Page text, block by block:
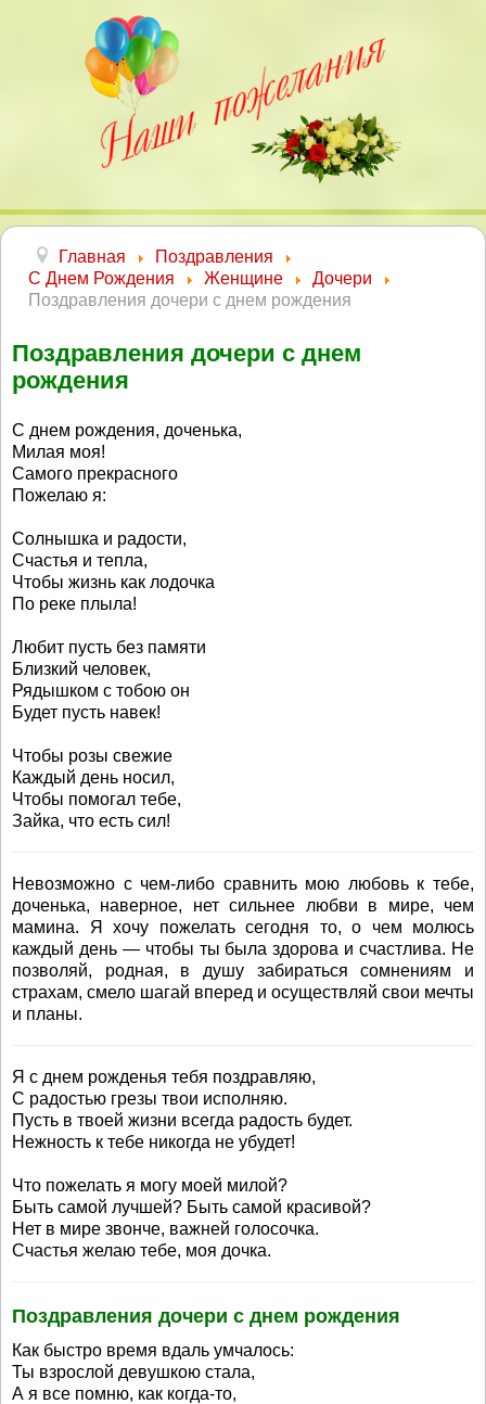
Главная
Поздравления
С Днем Рождения
Женщине
Дочери
Поздравления дочери с днем рождения
Поздравления дочери с днем
рождения
С днем рождения, доченька,
Милая моя!
Самого прекрасного
Пожелаю я:
Солнышка и радости,
Счастья и тепла,
Чтобы жизнь как лодочка
По реке плыла!
Любит пусть без памяти
Близкий человек,
Рядышком с тобою он
Будет пусть навек!
Чтобы розы свежие
Каждый день носил,
Чтобы помогал тебе,
Зайка, что есть сил!
Невозможно с чем-либо сравнить мою любовь к тебе,
доченька, наверное, нет сильнее любви в мире, чем
мамина. Я хочу пожелать сегодня то, о чем молюсь
каждый день — чтобы ты была здорова и счастлива. Не
позволяй, родная, в душу забираться сомнениям и
страхам, смело шагай вперед и осуществляй свои мечты
и планы.
Я с днем рожденья тебя поздравляю,
С радостью грезы твои исполняю.
Пусть в твоей жизни всегда радость будет.
Нежность к тебе никогда не убудет!
Что пожелать я могу моей милой?
Быть самой лучшей? Быть самой красивой?
Нет в мире звонче, важней голосочка.
Счастья желаю тебе, моя дочка.
Поздравления дочери с днем рождения
Как быстро время вдаль умчалось:
Ты взрослой девушкою стала,
А я все помню, как когда-то,